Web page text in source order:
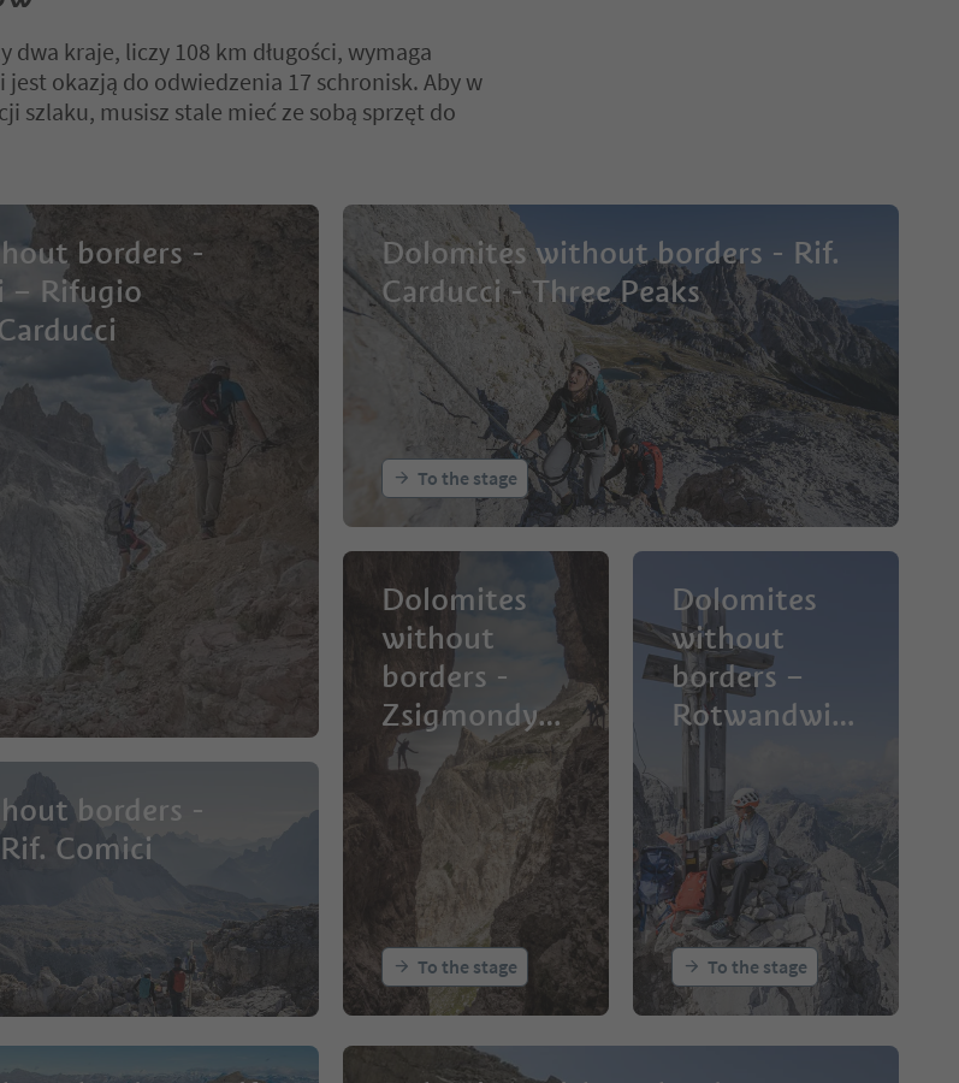
dwa kraje, liczy 108 km długości, wymaga
okazją do odwiedzenia 17 schronisk. Aby w
szlaku, musisz stale mieć ze sobą sprzęt do
borders -
– Rifugio
borders -
Comici
Dolomites without borders - Rif.
Carducci - Three Peaks
To the stage
Dolomites
without
borders -
Zsigmondyh
ütte hut -
Rotwandwies
en meadows
To the stage
Dolomites
without
borders –
Rotwandwies
en meadows
- Rif. Berti
To the stage